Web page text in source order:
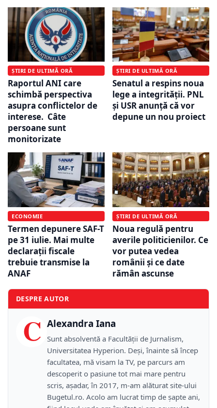
ȘTIRI DE ULTIMĂ ORĂ
Raportul ANI care
schimbă perspectiva
asupra conflictelor de
interese. Câte
persoane sunt
monitorizate
ȘTIRI DE ULTIMĂ ORĂ
Senatul a respins noua
lege a integrității. PNL
și USR anunță că vor
depune un nou proiect
ECONOMIE
Termen depunere SAF-T
pe 31 iulie. Mai multe
declarații fiscale
trebuie transmise la
ANAF
ȘTIRI DE ULTIMĂ ORĂ
Noua regulă pentru
averile politicienilor. Ce
vor putea vedea
românii și ce date
rămân ascunse
DESPRE AUTOR
C Alexandra Iana
Sunt absolventă a Facultății de Jurnalism,
Universitatea Hyperion. Deși, înainte să încep
facultatea, mă visam la TV, pe parcurs am
descoperit o pasiune tot mai mare pentru
scris, așadar, în 2017, m-am alăturat site-ului
Bugetul.ro. Acolo am lucrat timp de șapte ani,